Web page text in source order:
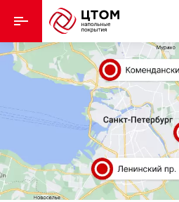
Назад
Кварцвиниловая плитка
Ламинат
Ковролин
Линолеум